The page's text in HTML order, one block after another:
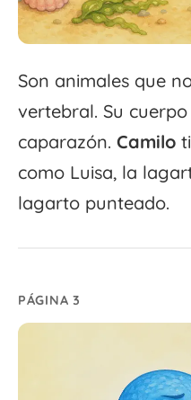
Son animales que
vertebral. Su
caparazón. Camilo
como Luisa, la
lagarto punteado.
PÁGINA 3